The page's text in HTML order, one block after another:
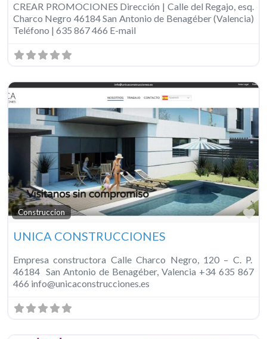
CREAR PROMOCIONES Dirección | Calle del Regajo, esq.
Charco Negro 46184 San Antonio de Benagéber (Valencia)
Teléfono | 635 867 466 E-mail
Construccion
UNICA CONSTRUCCIONES
Empresa constructora Calle Charco Negro, 120 – C. P.
46184 San Antonio de Benagéber, Valencia +34 635 867
466 info@unicaconstrucciones.es